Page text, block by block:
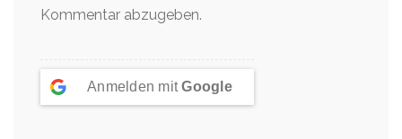
Kommentar abzugeben.
Anmelden mitGoogle